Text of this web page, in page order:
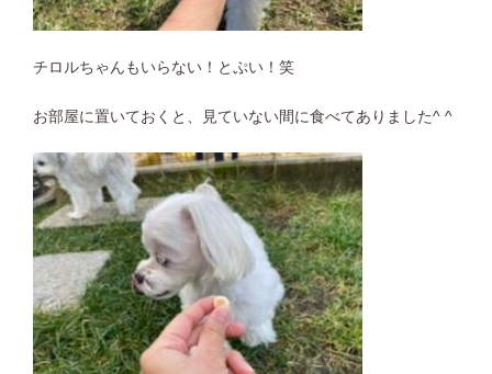
チロルちゃんもいらない！とぷい！笑
お部屋に置いておくと、見ていない間に食べてありました^ ^